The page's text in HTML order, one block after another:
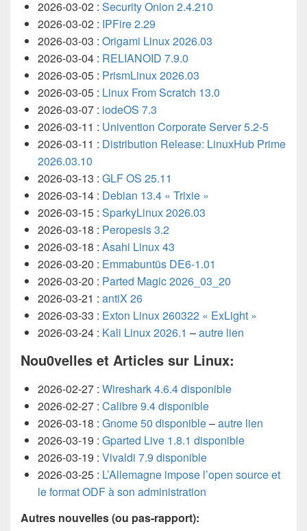
2026-03-02 : Security Onion 2.4.210
2026-03-02 : IPFire 2.29
2026-03-03 : Origami Linux 2026.03
2026-03-04 : RELIANOID 7.9.0
2026-03-05 : PrismLinux 2026.03
2026-03-05 : Linux From Scratch 13.0
2026-03-07 : iodeOS 7.3
2026-03-11 : Univention Corporate Server 5.2-5
2026-03-11 : Distribution Release: LinuxHub Prime
2026.03.10
2026-03-13 : GLF OS 25.11
2026-03-14 : Debian 13.4 « Trixie »
2026-03-15 : SparkyLinux 2026.03
2026-03-18 : Peropesis 3.2
2026-03-18 : Asahi Linux 43
2026-03-20 : Emmabuntüs DE6-1.01
2026-03-20 : Parted Magic 2026_03_20
2026-03-21 : antiX 26
2026-03-33 : Exton Linux 260322 « ExLight »
2026-03-24 : Kali Linux 2026.1 –autre lien
Nou0velles et Articles sur Linux:
2026-02-27 : Wireshark 4.6.4 disponible
2026-02-27 : Calibre 9.4 disponible
2026-03-18 : Gnome 50 disponible–autre lien
2026-03-19 : Gparted Live 1.8.1 disponible
2026-03-19 : Vivaldi 7.9 disponible
2026-03-25 : L’Allemagne impose l’open source et
le format ODF à son administration
Autres nouvelles (ou pas-rapport):